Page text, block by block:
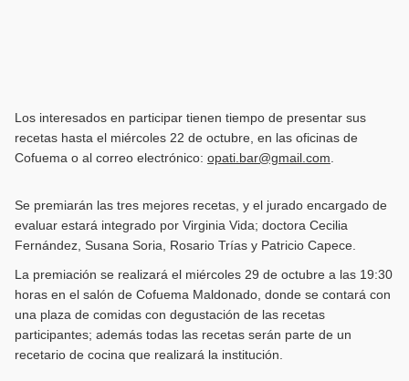
Los interesados en participar tienen tiempo de presentar sus
recetas hasta el miércoles 22 de octubre, en las oficinas de
Cofuema o al correo electrónico: opati.bar@gmail.com.
Se premiarán las tres mejores recetas, y el jurado encargado de
evaluar estará integrado por Virginia Vida; doctora Cecilia
Fernández, Susana Soria, Rosario Trías y Patricio Capece.
La premiación se realizará el miércoles 29 de octubre a las 19:30
horas en el salón de Cofuema Maldonado, donde se contará con
una plaza de comidas con degustación de las recetas
participantes; además todas las recetas serán parte de un
recetario de cocina que realizará la institución.